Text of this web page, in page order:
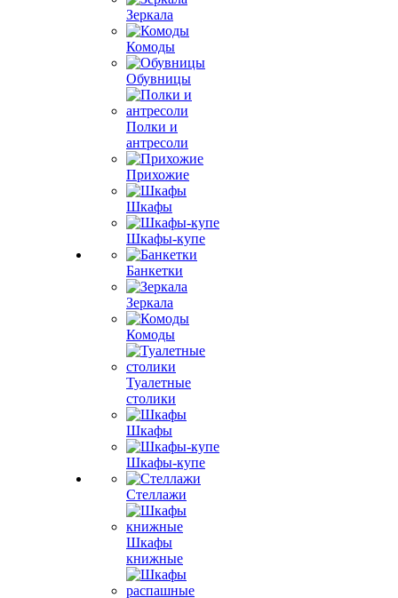
Зеркала
Комоды
Обувницы
Полки и
антресоли
Прихожие
Шкафы
Шкафы-купе
Банкетки
Зеркала
Комоды
Туалетные
столики
Шкафы
Шкафы-купе
Стеллажи
Шкафы
книжные